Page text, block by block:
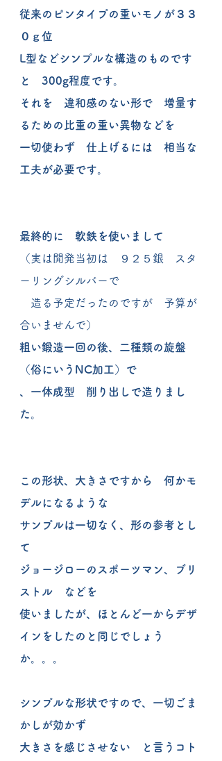
従来のピンタイプの重いモノが３３
０ｇ位
L型などシンプルな構造のものです
と　300g程度です。
それを　違和感のない形で　増量す
るための比重の重い異物などを
一切使わず　仕上げるには　相当な
工夫が必要です。
最終的に　軟鉄を使いまして
（実は開発当初は　９２５銀　スタ
ーリングシルバーで
造る予定だったのですが　予算が
合いませんで）
粗い鍛造一回の後、二種類の旋盤
（俗にいうNC加工）で
、一体成型　削り出しで造りまし
た。
この形状、大きさですから　何かモ
デルになるような
サンプルは一切なく、形の参考とし
て
ジョージローのスポーツマン、ブリ
ストル　などを
使いましたが、ほとんど一からデザ
インをしたのと同じでしょう
か。。。
シンプルな形状ですので、一切ごま
かしが効かず
大きさを感じさせない　と言うコト